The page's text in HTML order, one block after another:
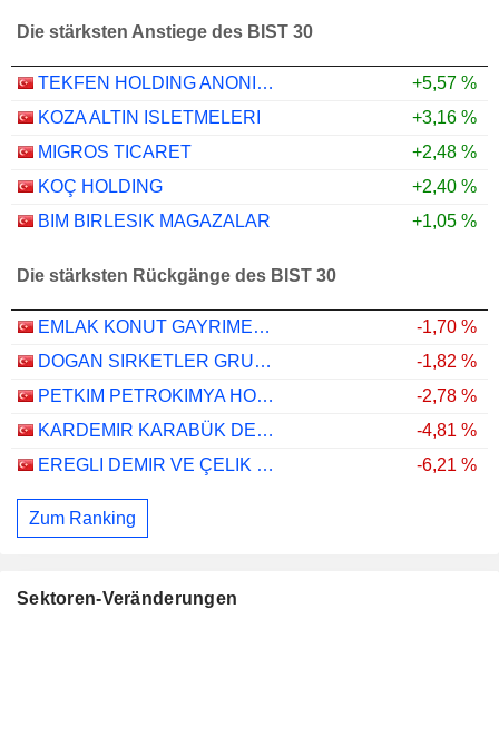
Die stärksten Anstiege des BIST 30
TEKFEN HOLDING ANONIM SIRKETI
+5,57 %
KOZA ALTIN ISLETMELERI
+3,16 %
MIGROS TICARET
+2,48 %
KOÇ HOLDING
+2,40 %
BIM BIRLESIK MAGAZALAR
+1,05 %
Die stärksten Rückgänge des BIST 30
EMLAK KONUT GAYRIMENKUL YATIRIM ORTAKLIGI
-1,70 %
DOGAN SIRKETLER GRUBU HOLDING
-1,82 %
PETKIM PETROKIMYA HOLDING ANONIM SIRKETI
-2,78 %
KARDEMIR KARABÜK DEMIR ÇELIK SANAYI VE TICARET
-4,81 %
EREGLI DEMIR VE ÇELIK FABRIKALARI T.A.S.
-6,21 %
Zum Ranking
Sektoren-Veränderungen